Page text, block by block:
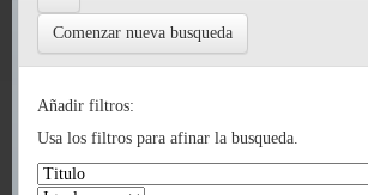
Comenzar nueva busqueda
Añadir filtros:
Usa los filtros para afinar la busqueda.